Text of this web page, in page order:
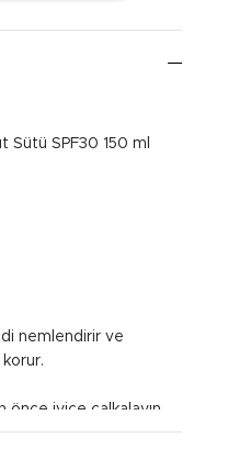
Sütü SPF30 150 ml
nemlendirir ve
önce iyice çalkalayın.
süt alın ve yüz,